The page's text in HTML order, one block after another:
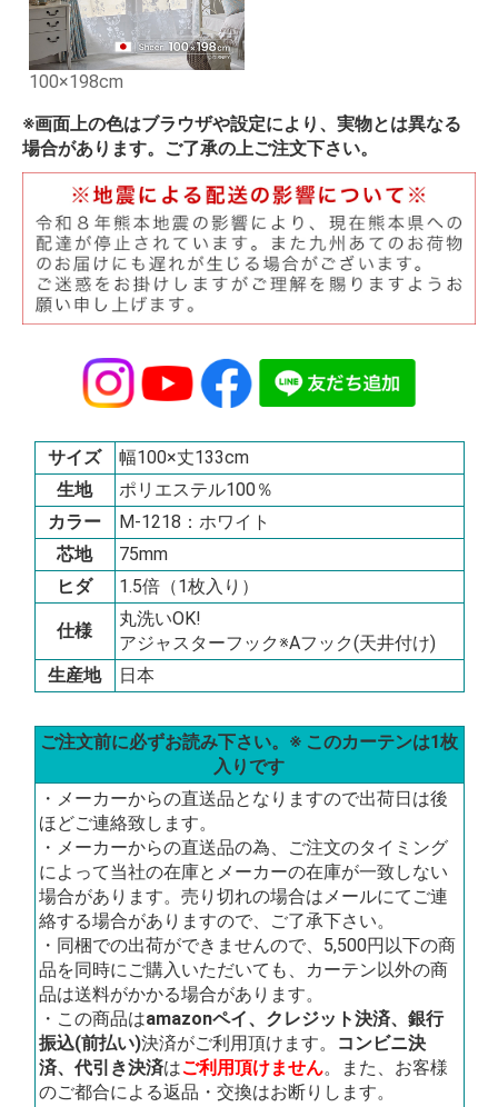
100×198cm
※画面上の色はブラウザや設定により、実物とは異なる
場合があります。ご了承の上ご注文下さい。
サイズ
幅100×丈133cm
生地
ポリエステル100％
カラー
M-1218：ホワイト
芯地
75mm
ヒダ
1.5倍（1枚入り）
仕様
丸洗いOK!
アジャスターフック※Aフック(天井付け)
生産地
日本
ご注文前に必ずお読み下さい。※ このカーテンは1枚
入りです
・メーカーからの直送品となりますので出荷日は後
ほどご連絡致します。
・メーカーからの直送品の為、ご注文のタイミング
によって当社の在庫とメーカーの在庫が一致しない
場合があります。売り切れの場合はメールにてご連
絡する場合がありますので、ご了承下さい。
・同梱での出荷ができませんので、5,500円以下の商
品を同時にご購入いただいても、カーテン以外の商
品は送料がかかる場合があります。
・この商品はamazonペイ、クレジット決済、銀行
振込(前払い)決済がご利用頂けます。 コンビニ決
済、代引き決済はご利用頂けません。また、お客様
のご都合による返品・交換はお断りします。